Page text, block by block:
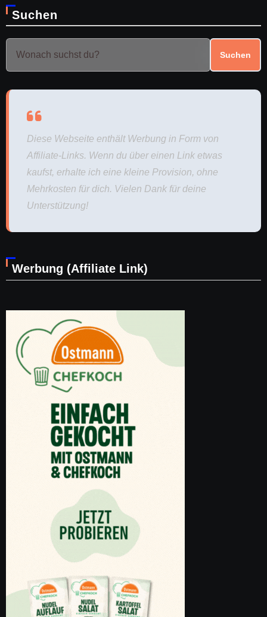
Suchen
Suchen
Diese Webseite enthält Werbung in Form von
Affiliate-Links. Wenn du über einen Link etwas
kaufst, erhalte ich eine kleine Provision, ohne
Mehrkosten für dich. Vielen Dank für deine
Unterstützung!
Werbung (Affiliate Link)